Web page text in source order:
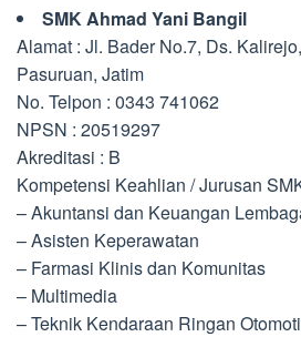
SMK Ahmad Yani Bangil
Alamat : Jl. Bader No.7, Ds.
Pasuruan, Jatim
No. Telpon : 0343 741062
NPSN : 20519297
Akreditasi : B
Kompetensi Keahlian / Jurusan
– Akuntansi dan Keuangan
– Asisten Keperawatan
– Farmasi Klinis dan Komunitas
– Multimedia
– Teknik Kendaraan Ringan